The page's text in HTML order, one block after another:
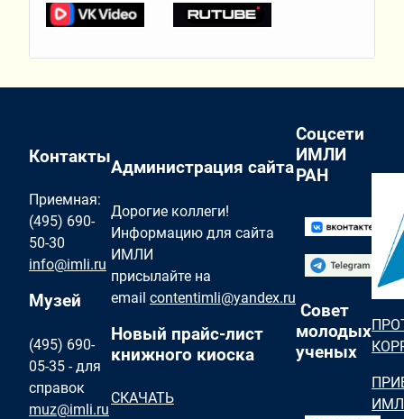
Контакты
Приемная:
(495) 690-
50-30
info@imli.ru
Музей
(495) 690-
05-35 - для
справок
muz@imli.ru
Администрация сайта
Дорогие коллеги!
Информацию для сайта
ИМЛИ
присылайте на
email contentimli@yandex.ru
Новый прайс-лист
книжного киоска
СКАЧАТЬ
Соцсети
ИМЛИ
РАН
Совет
молодых
ученых